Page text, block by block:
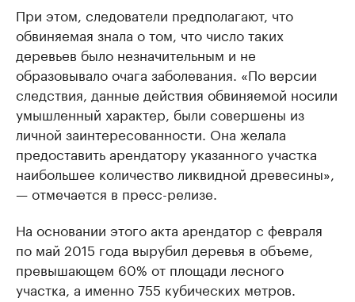
При этом, следователи предполагают, что
обвиняемая знала о том, что число таких
деревьев было незначительным и не
образовывало очага заболевания. «По версии
следствия, данные действия обвиняемой носили
умышленный характер, были совершены из
личной заинтересованности. Она желала
предоставить арендатору указанного участка
наибольшее количество ликвидной древесины»,
— отмечается в пресс-релизе.
На основании этого акта арендатор с февраля
по май 2015 года вырубил деревья в объеме,
превышающем 60% от площади лесного
участка, а именно 755 кубических метров.